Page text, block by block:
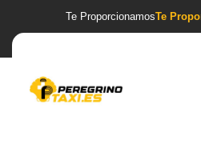
Te ProporcionamosTe